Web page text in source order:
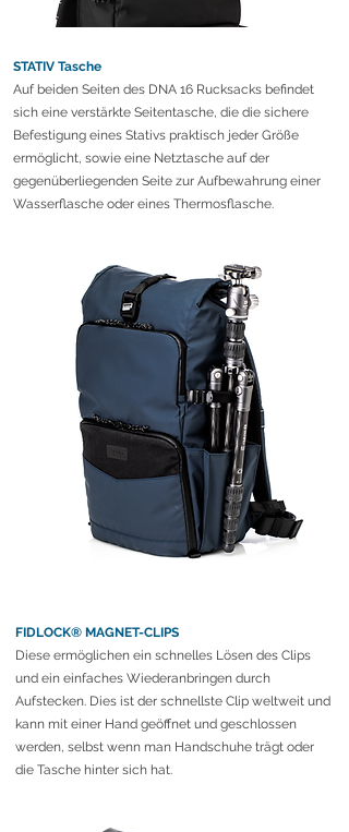
STATIV Tasche
Auf beiden Seiten des DNA 16 Rucksacks befindet
sich eine verstärkte Seitentasche, die die sichere
Befestigung eines Stativs praktisch jeder Größe
ermöglicht, sowie eine Netztasche auf der
gegenüberliegenden Seite zur Aufbewahrung einer
Wasserflasche oder eines Thermosflasche.
FIDLOCK® MAGNET-CLIPS
Diese ermöglichen ein schnelles Lösen des Clips
und ein einfaches Wiederanbringen durch
Aufstecken. Dies ist der schnellste Clip weltweit und
kann mit einer Hand geöffnet und geschlossen
werden, selbst wenn man Handschuhe trägt oder
die Tasche hinter sich hat.